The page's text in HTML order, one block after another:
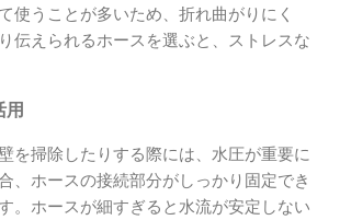
使うことが多いため、折れ曲がりにく
伝えられるホースを選ぶと、ストレスな
用
を掃除したりする際には、水圧が重要に
、ホースの接続部分がしっかり固定でき
。ホースが細すぎると水流が安定しない